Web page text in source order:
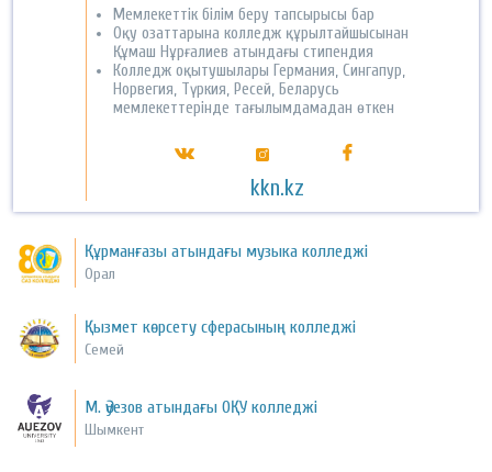
Мемлекеттік білім беру тапсырысы бар
Оқу озаттарына колледж құрылтайшысынан
Құмаш Нұрғалиев атындағы стипендия
Колледж оқытушылары Германия, Сингапур,
Норвегия, Түркия, Ресей, Беларусь
мемлекеттерінде тағылымдамадан өткен
kkn.kz
Құрманғазы атындағы музыка колледжі
Орал
Қызмет көрсету сферасының колледжі
Семей
М. Әуезов атындағы ОҚУ колледжі
Шымкент